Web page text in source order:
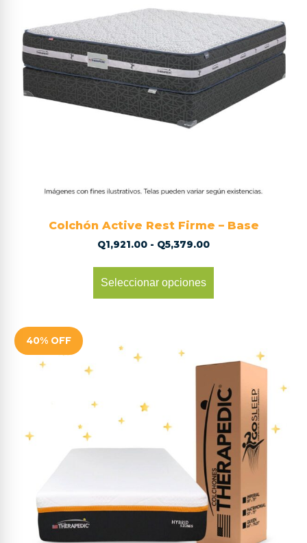
Colchón Active Rest Firme – Base
Q1,921.00 - Q5,379.00
Seleccionar opciones
40% OFF